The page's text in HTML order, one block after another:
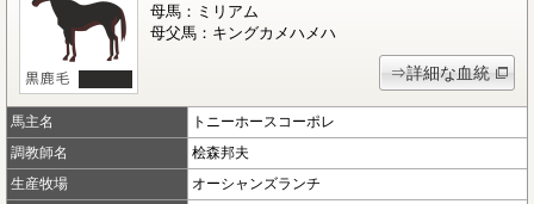
母馬：ミリアム
母父馬：キングカメハメハ
⇒詳細な血統
馬主名
トニーホースコーポレ
調教師名
桧森邦夫
生産牧場
オーシャンズランチ